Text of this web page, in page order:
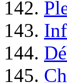
142.
143.
144.
145.